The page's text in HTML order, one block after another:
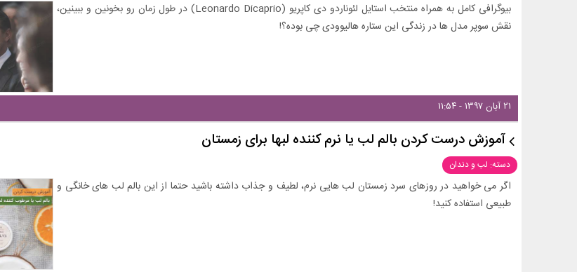
بیوگرافی کامل به همراه منتخب استایل لئوناردو دی کاپریو (Leonardo Dicaprio) در طول زمان رو بخونین و ببینین،
نقش سوپر مدل ها در زندگی این ستاره هالیوودی چی بوده؟!
۲۱ آبان ۱۳۹۷ - ۱۱:۵۴
آموزش درست کردن بالم لب یا نرم کننده لبها برای زمستان
دسته: لب و دندان
اگر می خواهید در روزهای سرد زمستان لب هایی نرم، لطیف و جذاب داشته باشید حتما از این بالم لب های خانگی و
طبیعی استفاده کنید!